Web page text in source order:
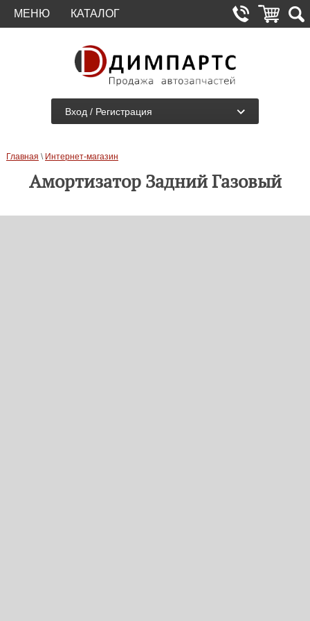
МЕНЮ КАТАЛОГ
Вход / Регистрация
Главная \ Интернет-магазин
Амортизатор Задний Газовый